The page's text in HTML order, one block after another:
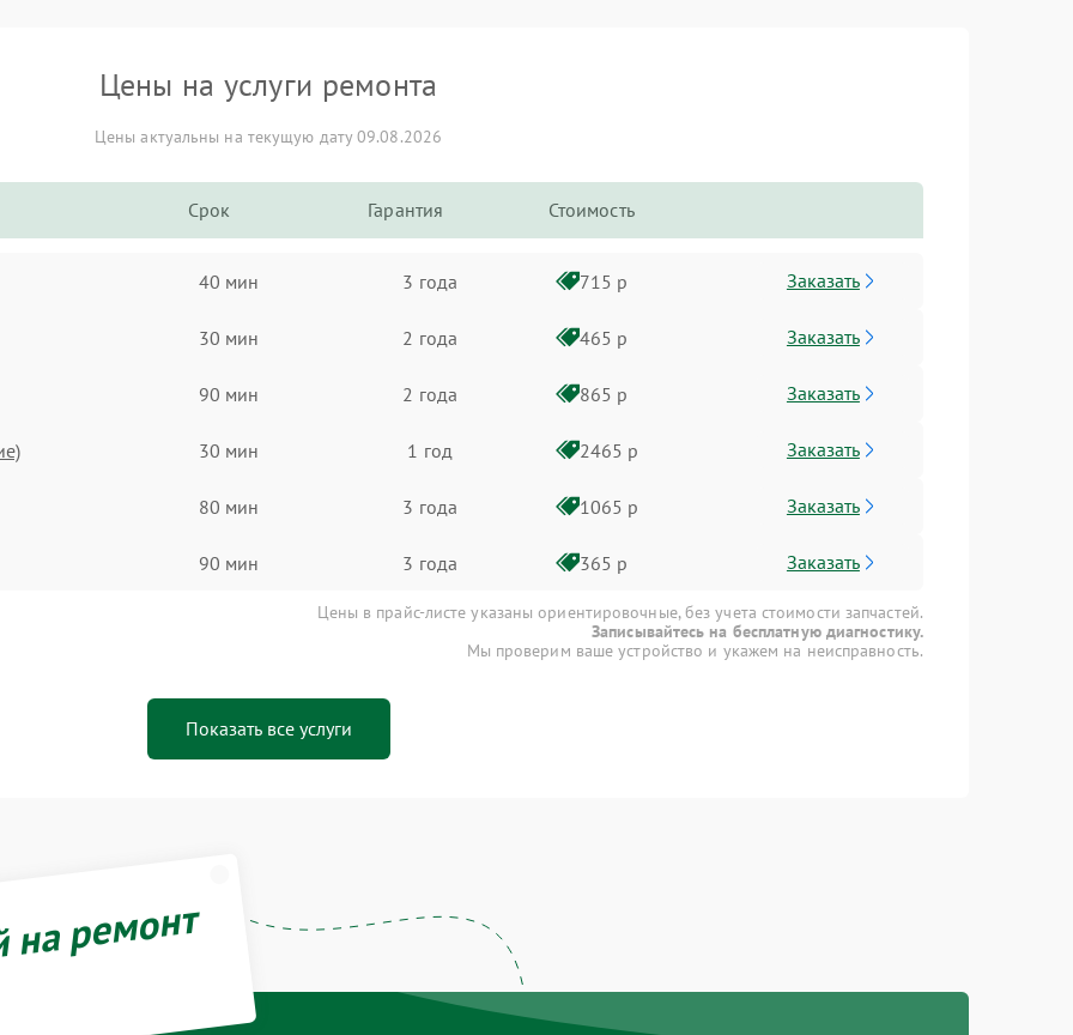
Цены на услуги ремонта
Цены актуальны на текущую дату 09.08.2026
Срок Гарантия Стоимость
40 мин 3 года 715 р Заказать
30 мин 2 года 465 р Заказать
90 мин 2 года 865 р Заказать
30 мин 1 год 2465 р Заказать
80 мин 3 года 1065 р Заказать
90 мин 3 года 365 р Заказать
Цены в прайс-листе указаны ориентировочные, без учета стоимости запчастей.
Записывайтесь на бесплатную диагностику.
Мы проверим ваше устройство и укажем на неисправность.
Показать все услуги
ремонт